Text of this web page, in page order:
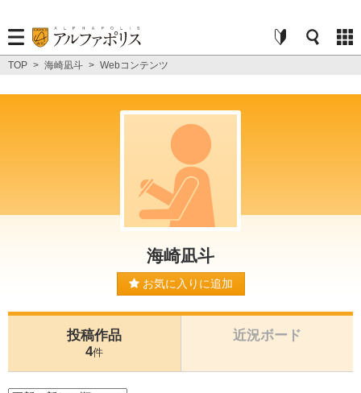
TOP > 海崎凪斗 > Webコンテンツ
海崎凪斗
お気に入りに追加
投稿作品
4件
近況ボード